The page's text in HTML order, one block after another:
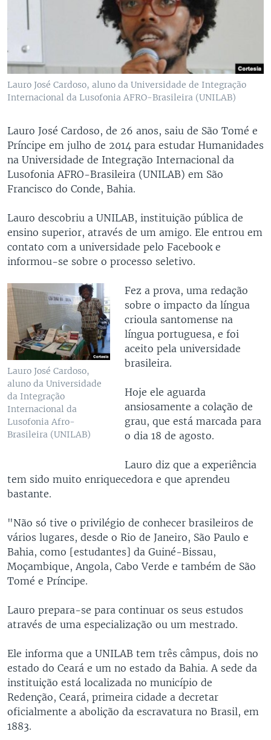
Lauro José Cardoso, aluno da Universidade de Integração
Internacional da Lusofonia AFRO-Brasileira (UNILAB)
Lauro José Cardoso, de 26 anos, saiu de São Tomé e
Príncipe em julho de 2014 para estudar Humanidades
na Universidade de Integração Internacional da
Lusofonia AFRO-Brasileira (UNILAB) em São
Francisco do Conde, Bahia.
Lauro descobriu a UNILAB, instituição pública de
ensino superior, através de um amigo. Ele entrou em
contato com a universidade pelo Facebook e
informou-se sobre o processo seletivo.
Lauro José Cardoso,
aluno da Universidade
da Integração
Internacional da
Lusofonia Afro-
Brasileira (UNILAB)
​Fez a prova, uma redação
sobre o impacto da língua
crioula santomense na
língua portuguesa, e foi
aceito pela universidade
brasileira.
Hoje ele aguarda
ansiosamente a colação de
grau, que está marcada para
o dia 18 de agosto.
Lauro diz que a experiência
tem sido muito enriquecedora e que aprendeu
bastante.
"Não só tive o privilégio de conhecer brasileiros de
vários lugares, desde o Rio de Janeiro, São Paulo e
Bahia, como [estudantes] da Guiné-Bissau,
Moçambique, Angola, Cabo Verde e também de São
Tomé e Príncipe.
Lauro prepara-se para continuar os seus estudos
através de uma especialização ou um mestrado.
Ele informa que a UNILAB tem três câmpus, dois no
estado do Ceará e um no estado da Bahia. A sede da
instituição está localizada no município de
Redenção, Ceará, primeira cidade a decretar
oficialmente a abolição da escravatura no Brasil, em
1883.